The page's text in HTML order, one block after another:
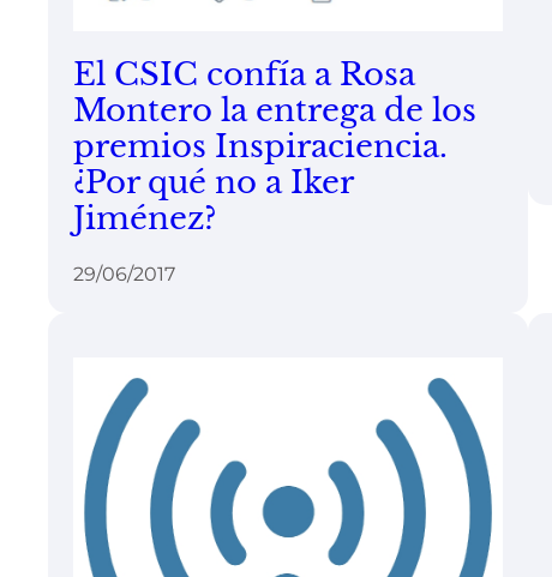
El CSIC confía a Rosa
Montero la entrega de los
premios Inspiraciencia.
¿Por qué no a Iker
Jiménez?
29/06/2017